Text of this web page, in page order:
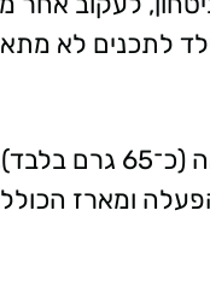
לתכנים לא
המכשיר קל
ומארז הכולל